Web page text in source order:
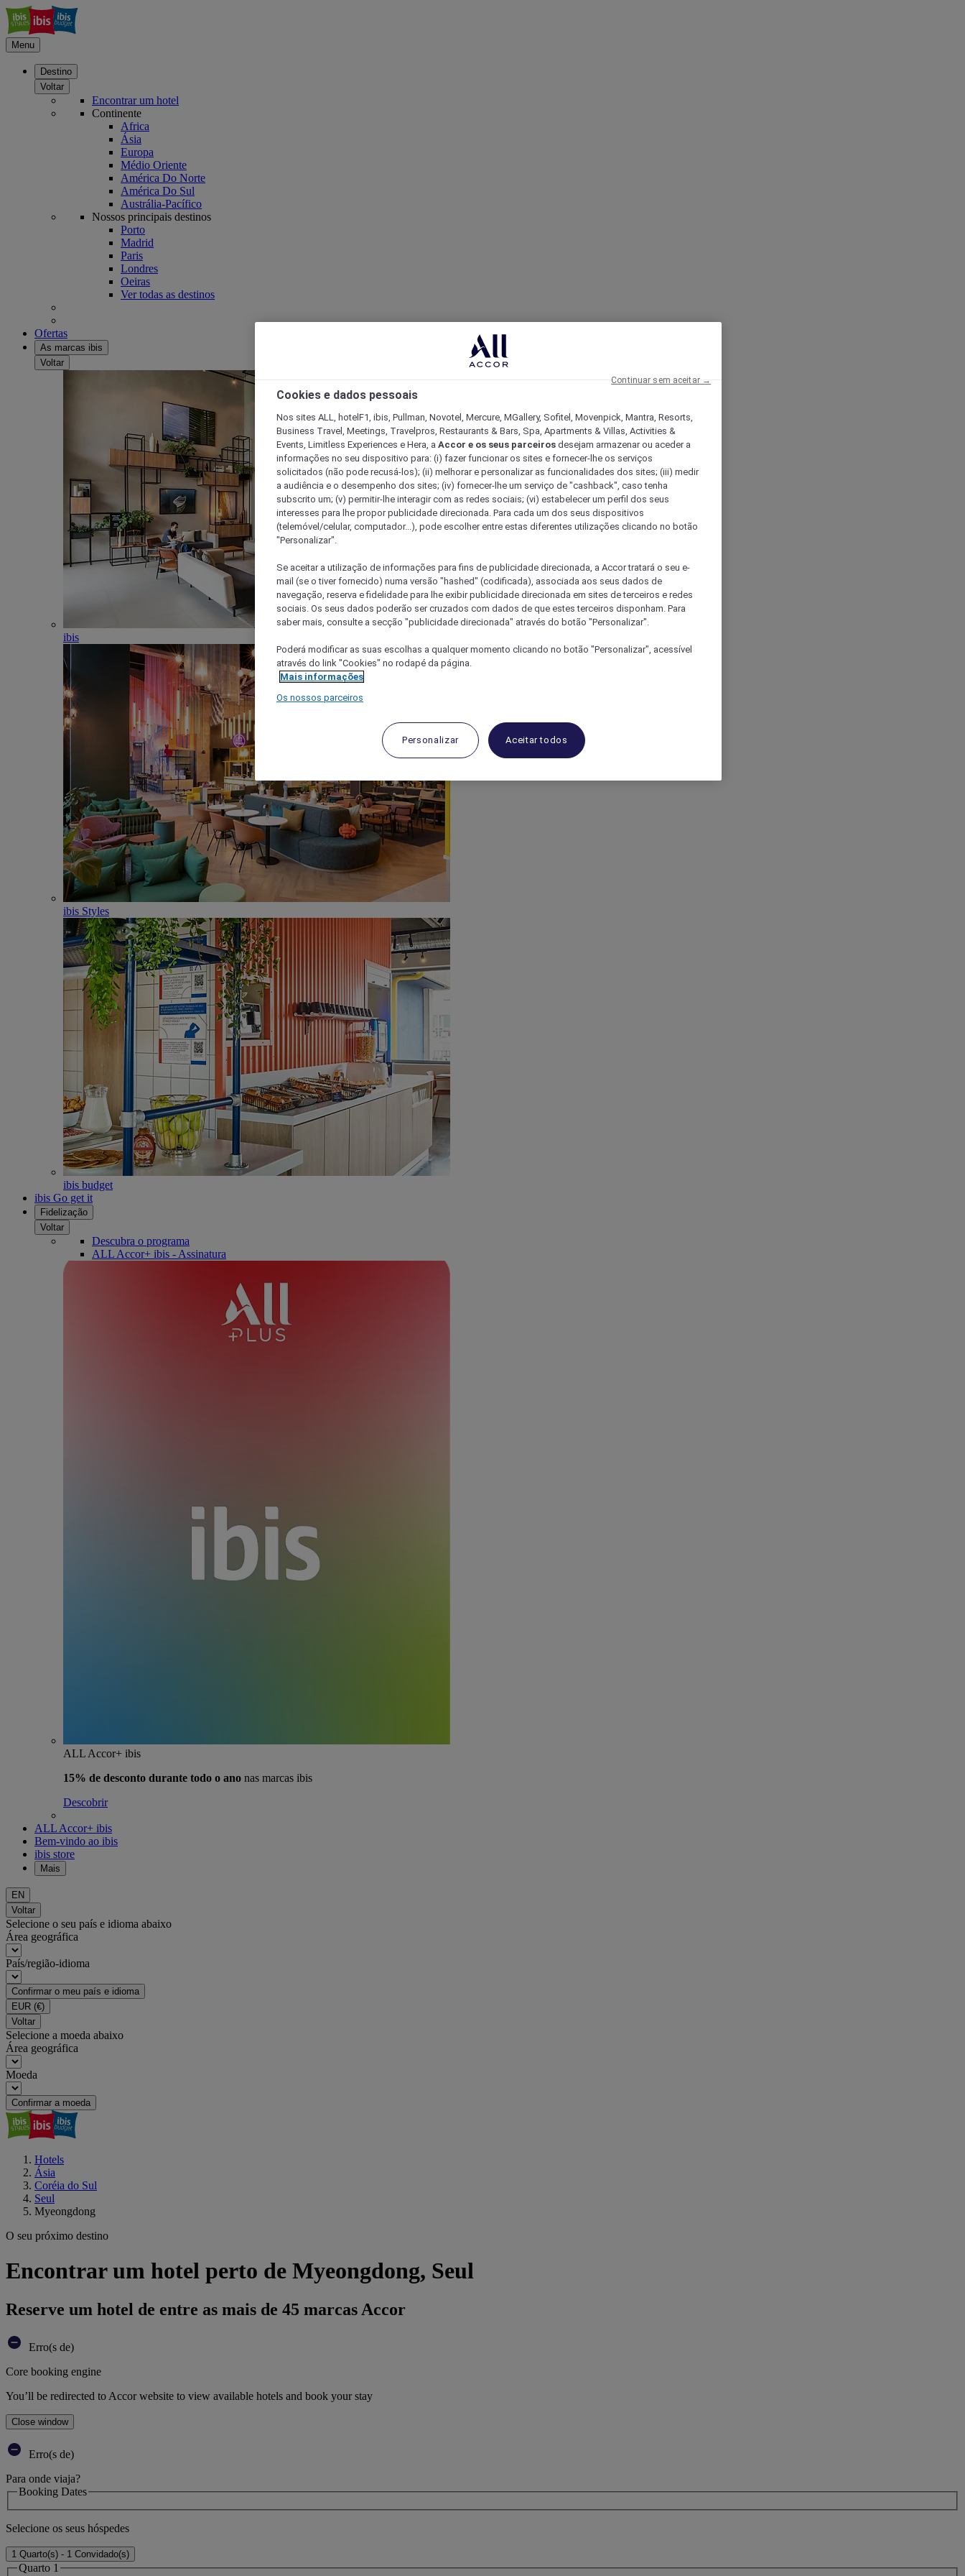
Menu
Destino
Voltar
Encontrar um hotel
Continente
Africa
Ásia
Europa
Médio Oriente
América Do Norte
América Do Sul
Austrália-Pacífico
Nossos principais destinos
Porto
Madrid
Paris
Londres
Oeiras
Ver todas as destinos
Ofertas
As marcas ibis
Voltar
ibis
ibis Styles
ibis budget
ibis Go get it
Fidelização
Voltar
Descubra o programa
ALL Accor+ ibis - Assinatura
ALL Accor+ ibis
15% de desconto durante todo o ano nas marcas ibis
Descobrir
ALL Accor+ ibis
Bem-vindo ao ibis
ibis store
Mais
EN
Voltar
Selecione o seu país e idioma abaixo
Área geográfica
País/região-idioma
Confirmar o meu país e idioma
EUR (€)
Voltar
Selecione a moeda abaixo
Área geográfica
Moeda
Confirmar a moeda
Hotels
Ásia
Coréia do Sul
Seul
Myeongdong
O seu próximo destino
Encontrar um hotel perto de Myeongdong, Seul
Reserve um hotel de entre as mais de 45 marcas Accor
Erro(s de)
Core booking engine
You’ll be redirected to Accor website to view available hotels and book your stay
Close window
Erro(s de)
Para onde viaja?
Booking Dates
Selecione os seus hóspedes
1 Quarto(s) - 1 Convidado(s)
Quarto 1
Cookies e dados pessoais
Nos sites ALL, hotelF1, ibis, Pullman, Novotel, Mercure, MGallery, Sofitel, Movenpick, Mantra, Resorts,
Business Travel, Meetings, Travelpros, Restaurants & Bars, Spa, Apartments & Villas, Activities &
Events, Limitless Experiences e Hera, a Accor e os seus parceiros desejam armazenar ou aceder a
informações no seu dispositivo para: (i) fazer funcionar os sites e fornecer-lhe os serviços
solicitados (não pode recusá-los); (ii) melhorar e personalizar as funcionalidades dos sites; (iii) medir
a audiência e o desempenho dos sites; (iv) fornecer-lhe um serviço de "cashback", caso tenha
subscrito um; (v) permitir-lhe interagir com as redes sociais; (vi) estabelecer um perfil dos seus
interesses para lhe propor publicidade direcionada. Para cada um dos seus dispositivos
(telemóvel/celular, computador...), pode escolher entre estas diferentes utilizações clicando no botão
"Personalizar".
Se aceitar a utilização de informações para fins de publicidade direcionada, a Accor tratará o seu e-
mail (se o tiver fornecido) numa versão "hashed" (codificada), associada aos seus dados de
navegação, reserva e fidelidade para lhe exibir publicidade direcionada em sites de terceiros e redes
sociais. Os seus dados poderão ser cruzados com dados de que estes terceiros disponham. Para
saber mais, consulte a secção "publicidade direcionada" através do botão "Personalizar".
Poderá modificar as suas escolhas a qualquer momento clicando no botão "Personalizar", acessível
através do link "Cookies" no rodapé da página.
Mais informações
Os nossos parceiros
Personalizar Aceitar todos
Continuar sem aceitar →